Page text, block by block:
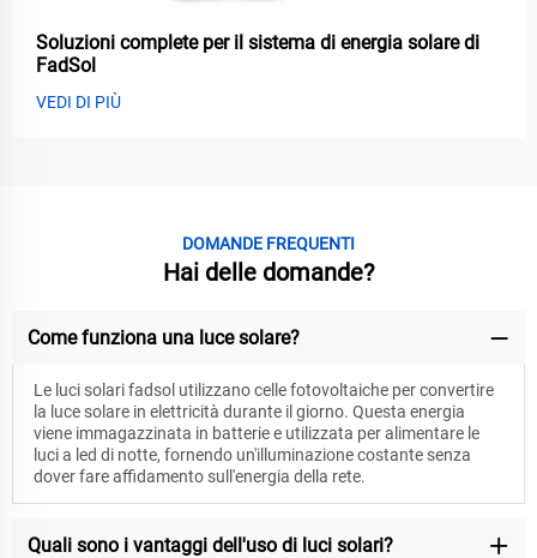
Soluzioni complete per il sistema di energia solare di
FadSol
VEDI DI PIÙ
DOMANDE FREQUENTI
Hai delle domande?
Come funziona una luce solare?
Le luci solari fadsol utilizzano celle fotovoltaiche per convertire
la luce solare in elettricità durante il giorno. Questa energia
viene immagazzinata in batterie e utilizzata per alimentare le
luci a led di notte, fornendo un'illuminazione costante senza
dover fare affidamento sull'energia della rete.
Quali sono i vantaggi dell'uso di luci solari?